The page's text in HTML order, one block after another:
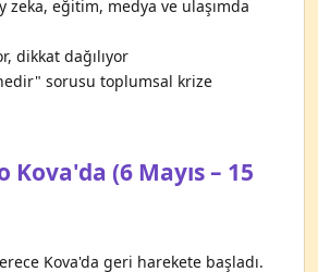
zeka, eğitim, medya ve ulaşımda
dikkat dağılıyor
sorusu toplumsal krize
Kova'da (6 Mayıs – 15
Kova'da geri harekete başladı.